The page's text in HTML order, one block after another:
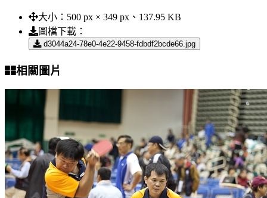
大小： 500 px × 349 px、137.95 KB
圖檔下載：
d3044a24-78e0-4e22-9458-fdbdf2bcde66.jpg
相關圖片